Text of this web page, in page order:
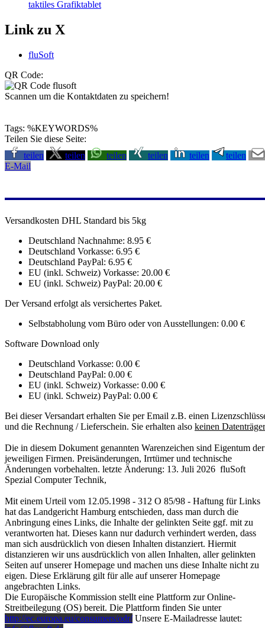
taktiles Grafiktablet
Link zu X
fluSoft
QR Code:
Scannen um die Kontaktdaten zu speichern!
Tags: %KEYWORDS%
Teilen Sie diese Seite:
teilen
teilen teilen teilen teilen
teilen
E-Mail
Versandkosten DHL Standard bis 5kg
Deutschland Nachnahme: 8.95 €
Deutschland Vorkasse: 6.95 €
Deutschland PayPal: 6.95 €
EU (inkl. Schweiz) Vorkasse: 20.00 €
EU (inkl. Schweiz) PayPal: 20.00 €
Der Versand erfolgt als versichertes Paket.
Selbstabholung vom Büro oder von Ausstellungen: 0.00 €
Software Download only
Deutschland Vorkasse: 0.00 €
Deutschland PayPal: 0.00 €
EU (inkl. Schweiz) Vorkasse: 0.00 €
EU (inkl. Schweiz) PayPal: 0.00 €
Bei dieser Versandart erhalten Sie per Email z.B. einen
und die Rechnung / Lieferschein. Sie erhalten also keinen Datenträger
Die in diesem Dokument genannten Warenzeichen sind Eigentum der
jeweiligen Firmen. Preisänderungen, Irrtümer und technische
Änderungen vorbehalten. letzte Änderung: 13. Juli 2026 fluSoft
Spezial Computer Technik,
Mit einem Urteil vom 12.05.1998 - 312 O 85/98 - Haftung für Links
hat das Landgericht Hamburg entschieden, dass man durch die
Anbringung eines Links, die Inhalte der gelinkten Seite ggf. mit zu
verantworten hat. Dieses kann nur dadurch verhindert werden, dass
man sich ausdrücklich von diesen Inhalten distanziert. Hiermit
distanzieren wir uns ausdrücklich von allen Inhalten, aller gelinkten
Seiten auf unserer Homepage und machen uns diese Inhalte nicht zu
eigen. Diese Erklärung gilt für alle auf unserer Homepage
angebrachten Links.
Die Europäische Kommission stellt eine Plattform zur Online-
Streitbeilegung (OS) bereit. Die Plattform finden Sie unter
http://ec.europa.eu/consumers/odr/Unsere E-Mailadresse lautet: